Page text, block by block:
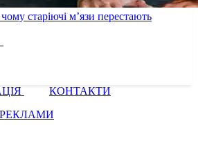
старіючі м’язи перестають
КОНТАКТИ